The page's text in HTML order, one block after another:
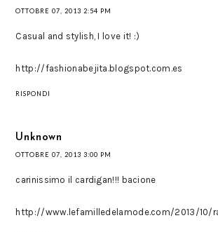
OTTOBRE 07, 2013 2:54 PM
Casual and stylish, I love it! :)
http://fashionabejita.blogspot.com.es
RISPONDI
Unknown
OTTOBRE 07, 2013 3:00 PM
carinissimo il cardigan!!! bacione
http://www.lefamilledelamode.com/2013/10/